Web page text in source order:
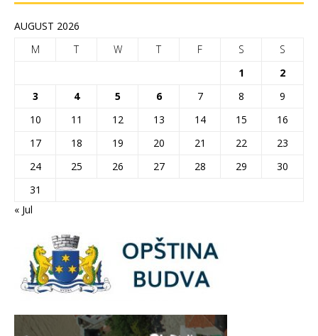
AUGUST 2026
M
T W T F S
S
1
2
3
4 5 6 7 8
9
10
11 12 13 14 15
16
17
18 19 20 21 22
23
24
25 26 27 28 29
30
31
« Jul